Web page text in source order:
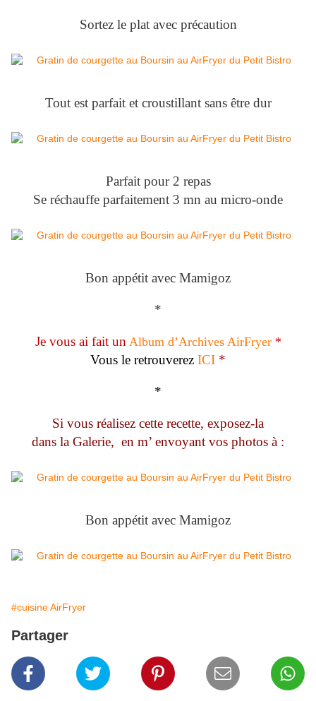
Sortez le plat avec précaution
Tout est parfait et croustillant sans être dur
Parfait pour 2 repas
Se réchauffe parfaitement 3 mn au micro-onde
Bon appétit avec Mamigoz
*
Je vous ai fait unAlbum d’Archives AirFryer *
Vous le retrouverez ICI *
*
Si vous réalisez cette recette, exposez-la
dans la Galerie, en m’ envoyant vos photos à :
Bon appétit avec Mamigoz
#cuisine AirFryer
Partager